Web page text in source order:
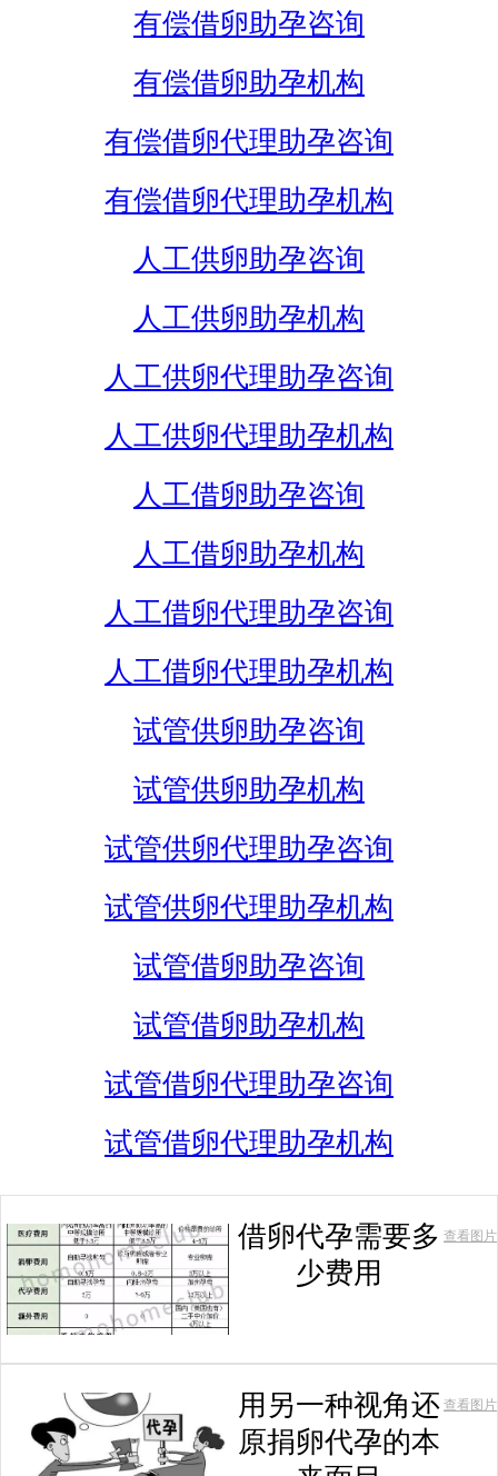
有偿借卵助孕咨询
有偿借卵助孕机构
有偿借卵代理助孕咨询
有偿借卵代理助孕机构
人工供卵助孕咨询
人工供卵助孕机构
人工供卵代理助孕咨询
人工供卵代理助孕机构
人工借卵助孕咨询
人工借卵助孕机构
人工借卵代理助孕咨询
人工借卵代理助孕机构
试管供卵助孕咨询
试管供卵助孕机构
试管供卵代理助孕咨询
试管供卵代理助孕机构
试管借卵助孕咨询
试管借卵助孕机构
试管借卵代理助孕咨询
试管借卵代理助孕机构
借卵代孕需要多
少费用
查看图片
用另一种视角还
原捐卵代孕的本
查看图片